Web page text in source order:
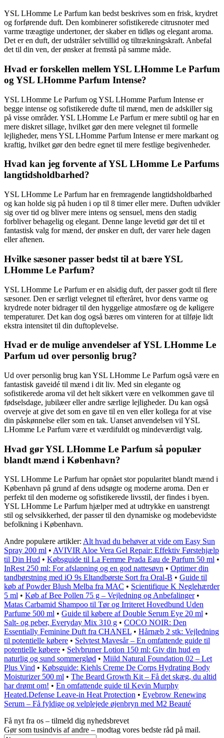
YSL LHomme Le Parfum kan bedst beskrives som en frisk, krydret
og forførende duft. Den kombinerer sofistikerede citrusnoter med
varme træagtige undertoner, der skaber en tidløs og elegant aroma.
Det er en duft, der udstråler selvtillid og tiltrækningskraft. Anbefal
det til din ven, der ønsker at fremstå på samme måde.
Hvad er forskellen mellem YSL LHomme Le Parfum
og YSL LHomme Parfum Intense?
YSL LHomme Le Parfum og YSL LHomme Parfum Intense er
begge intense og sofistikerede dufte til mænd, men de adskiller sig
på visse områder. YSL LHomme Le Parfum er mere subtil og har en
mere diskret sillage, hvilket gør den mere velegnet til formelle
lejligheder, mens YSL LHomme Parfum Intense er mere markant og
kraftig, hvilket gør den bedre egnet til mere festlige begivenheder.
Hvad kan jeg forvente af YSL LHomme Le Parfums
langtidsholdbarhed?
YSL LHomme Le Parfum har en fremragende langtidsholdbarhed
og kan holde sig på huden i op til 8 timer eller mere. Duften udvikler
sig over tid og bliver mere intens og sensuel, mens den stadig
forbliver behagelig og elegant. Denne lange levetid gør det til et
fantastisk valg for mænd, der ønsker en duft, der varer hele dagen
eller aftenen.
Hvilke sæsoner passer bedst til at bære YSL
LHomme Le Parfum?
YSL LHomme Le Parfum er en alsidig duft, der passer godt til flere
sæsoner. Den er særligt velegnet til efteråret, hvor dens varme og
krydrede noter bidrager til den hyggelige atmosfære og de køligere
temperaturer. Det kan dog også bæres om vinteren for at tilføje lidt
ekstra intensitet til din duftoplevelse.
Hvad er de mulige anvendelser af YSL LHomme Le
Parfum ud over personlig brug?
Ud over personlig brug kan YSL LHomme Le Parfum også være en
fantastisk gaveidé til mænd i dit liv. Med sin elegante og
sofistikerede aroma vil det helt sikkert være en velkommen gave til
fødselsdage, jubilæer eller andre særlige lejligheder. Du kan også
overveje at give det som en gave til en ven eller kollega for at vise
din påskønnelse eller som en tak. Uanset anvendelsen vil YSL
LHomme Le Parfum være et værdifuldt og mindeværdigt valg.
Hvad gør YSL LHomme Le Parfum så populær
blandt mænd i København?
YSL LHomme Le Parfum har opnået stor popularitet blandt mænd i
København på grund af dens udsøgte og moderne aroma. Den er
perfekt til den moderne og sofistikerede livsstil, der findes i byen.
YSL LHomme Le Parfum hjælper med at udtrykke en uanstrengt
stil og selvsikkerhed, der passer til den dynamiske og modebevidste
befolkning i København.
Andre populære artikler: Alt hvad du behøver at vide om Easy Sun
Spray 200 ml • AVIVIR Aloe Vera Gel Repair: Effektiv Førstehjælp
til Din Hud • Købsguide til La Femme Prada Eau de Parfum 50 ml •
InRest 250 ml: For afslapning og en god nattesøvn • Optimer din
tandbørstning med iO 9s Eltandbørste Sort fra Oral-B • Guide til
køb af Powder Blush Melba fra MAC • Scientifique K Neglehærder
5 ml • Køb af Bee Pollen 75 g – Vejledning og Anbefalinger•
Matas Carbamid Shampoo til Tør og Irriteret Hovedbund Uden
Parfume 500 ml • Guide til købere af Double Serum Eye 20 ml •
Salt- og peber, Everyday Mix 310 g • COCO NOIR: Den
Essentially Feminine Duft fra CHANEL • Hårnæb 2 stk: Vejledning
til potentielle købere • Selvtest Mavesår – En omfattende guide til
potentielle købere • Selvbruner Lotion 150 ml: Giv din hud en
naturlig og sund sommerglød • Miild Natural Foundation 02 – Let
Plus Vind • Købsguide: Kiehls Creme De Corps Hydrating Body
Moisturizer 500 ml • The Beard Growth Kit – Få det skæg, du altid
har drømt om! • En omfattende guide til Kevin Murphy
Heated.Defense Leave-in Heat Protection • Eyebrow Renewing
Serum – Få fyldige og velplejede øjenbryn med M2 Beauté
Få nyt fra os – tilmeld dig nyhedsbrevet
Gør som tusindvis af andre – modtag vores bedste råd på mail.